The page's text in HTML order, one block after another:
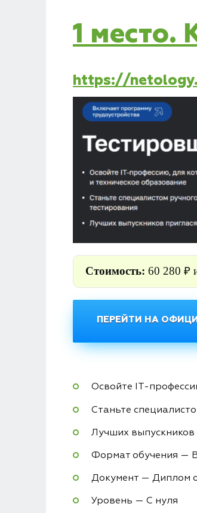
1 место.
https://
Стоимость: 60 280 ₽
ПЕРЕЙТИ НА
Освойте IT-
Станьте
Лучших выпускников
Формат обучения —
Документ — Диплом
Уровень — С нуля